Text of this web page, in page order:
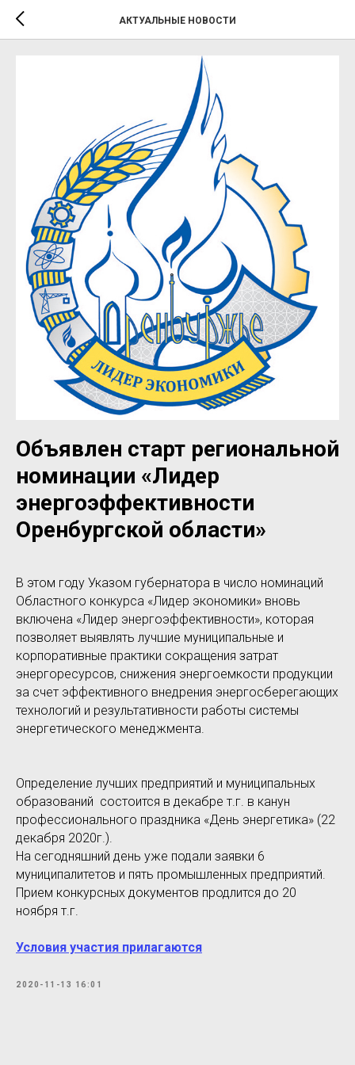
АКТУАЛЬНЫЕ НОВОСТИ
Объявлен старт региональной
номинации «Лидер
энергоэффективности
Оренбургской области»
В этом году Указом губернатора в число номинаций
Областного конкурса «Лидер экономики» вновь
включена «Лидер энергоэффективности», которая
позволяет выявлять лучшие муниципальные и
корпоративные практики сокращения затрат
энергоресурсов, снижения энергоемкости продукции
за счет эффективного внедрения энергосберегающих
технологий и результативности работы системы
энергетического менеджмента.
Определение лучших предприятий и муниципальных
образований состоится в декабре т.г. в канун
профессионального праздника «День энергетика» (22
декабря 2020г.).
На сегодняшний день уже подали заявки 6
муниципалитетов и пять промышленных предприятий.
Прием конкурсных документов продлится до 20
ноября т.г.
Условия участия прилагаются
2020-11-13 16:01